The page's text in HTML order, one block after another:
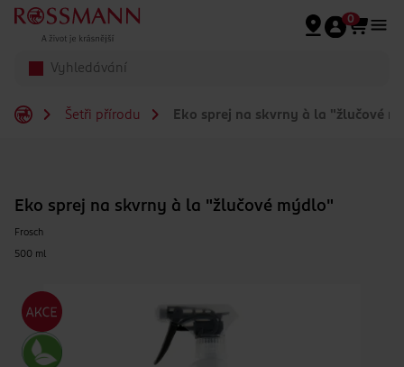
Přeskočit na hlavmní obsah
0
Šetři přírodu Eko sprej na skvrny à la "žlučové
Eko sprej na skvrny à la "žlučové mýdlo"
Frosch
500 ml